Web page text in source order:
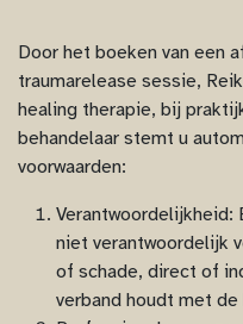
Door het boeken van een
traumarelease sessie,
healing therapie, bij
behandelaar stemt u
voorwaarden:
Verantwoordelijkheid:
niet verantwoordelijk
of schade, direct of
verband houdt met